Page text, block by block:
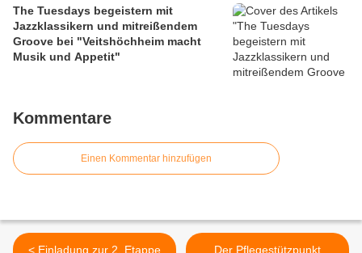
The Tuesdays begeistern mit
Jazzklassikern und mitreißendem
Groove bei "Veitshöchheim macht
Musik und Appetit"
Kommentare
Einen Kommentar hinzufügen
< Einladung zur 2. Etappe
Der Pflegestützpunkt